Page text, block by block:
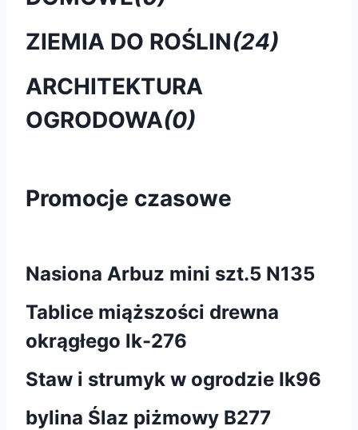
ZIEMIA DO ROŚLIN(24)
ARCHITEKTURA
OGRODOWA(0)
Promocje czasowe
Nasiona Arbuz mini szt.5 N135
Tablice miąższości drewna
okrągłego lk-276
Staw i strumyk w ogrodzie Ik96
bylina Ślaz piżmowy B277